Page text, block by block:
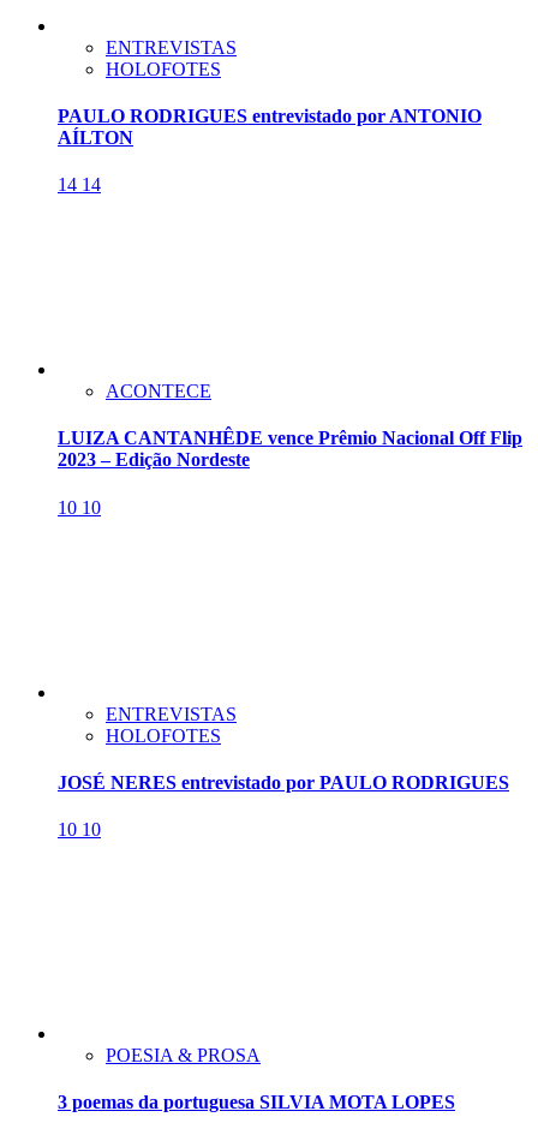
ENTREVISTAS
HOLOFOTES
PAULO RODRIGUES entrevistado por ANTONIO
AÍLTON
14 14
ACONTECE
LUIZA CANTANHÊDE vence Prêmio Nacional Off Flip
2023 – Edição Nordeste
10 10
ENTREVISTAS
HOLOFOTES
JOSÉ NERES entrevistado por PAULO RODRIGUES
10 10
POESIA & PROSA
3 poemas da portuguesa SILVIA MOTA LOPES